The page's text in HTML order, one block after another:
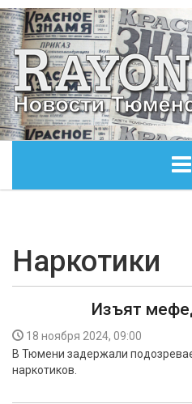
ОБЩЕСТВО
ЭКОНОМИКА
КУЛЬТУРА
БЕЗОПАСНОСТЬ
Наркотики
Изъят
18 ноября 2024, 09:00
В Тюмени задержали
наркотиков.